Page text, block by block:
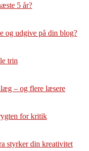
5 år?
og udgive på din blog?
trin
– og flere læsere
for kritik
styrker din kreativitet